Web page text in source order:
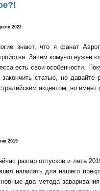
2022
знают, что я фанат
Зачем кому-то нужен
есть свои особенности.
статью, но давайте
акцентом, но имеет
2019
разгар отпусков и лета
написать для нашего
два метода